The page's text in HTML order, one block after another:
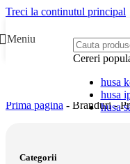
Treci la continutul principal
Meniu
Cereri
husa
husa
husa
Prima pagina - Branduri-
Categorii